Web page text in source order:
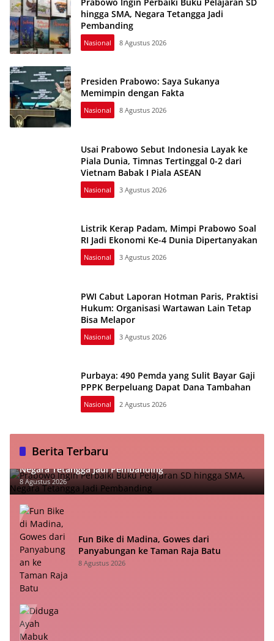
hingga SMA, Negara Tetangga Jadi
Pembanding
Nasional 8 Agustus 2026
Presiden Prabowo: Saya Sukanya
Memimpin dengan Fakta
Nasional 8 Agustus 2026
Usai Prabowo Sebut Indonesia Layak ke
Piala Dunia, Timnas Tertinggal 0-2 dari
Vietnam Babak I Piala ASEAN
Nasional 3 Agustus 2026
Listrik Kerap Padam, Mimpi Prabowo Soal
RI Jadi Ekonomi Ke-4 Dunia Dipertanyakan
Nasional 3 Agustus 2026
PWI Cabut Laporan Hotman Paris, Praktisi
Hukum: Organisasi Wartawan Lain Tetap
Bisa Melapor
Nasional 3 Agustus 2026
Purbaya: 490 Pemda yang Sulit Bayar Gaji
PPPK Berpeluang Dapat Dana Tambahan
Nasional 2 Agustus 2026
Berita Terbaru
Prabowo Ingin Perbaiki Buku Pelajaran SD hingga SMA,
Negara Tetangga Jadi Pembanding
8 Agustus 2026
Fun Bike di Madina, Gowes dari
Panyabungan ke Taman Raja Batu
8 Agustus 2026